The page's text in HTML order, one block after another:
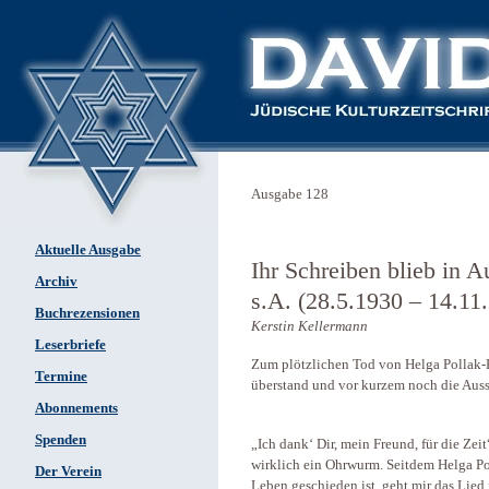
Aktuelle Ausgabe
Archiv
Buchrezensionen
Leserbriefe
Termine
Abonnements
Spenden
Der Verein
Ausgabe 128
Ihr Schreiben blieb in
s.A. (28.5.1930 –
Kerstin Kellermann
Zum plötzlichen Tod von Helga
überstand und vor kurzem noch die
„Ich dank‘ Dir, mein Freund, für die
wirklich ein Ohrwurm. Seitdem Helga
Leben geschieden ist, geht mir das